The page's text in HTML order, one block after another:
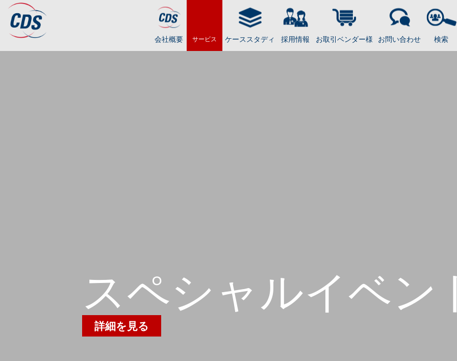
会社概要 サービス ケーススタディ 採用情報 お取引ベンダー様 お問い合わせ 検索
スペシャルイベン
詳細を見る